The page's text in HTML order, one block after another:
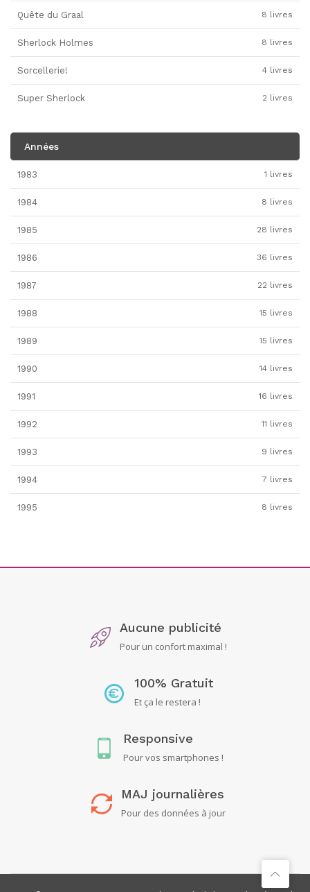
Quête du Graal 8 livres
Sherlock Holmes 8 livres
Sorcellerie! 4 livres
Super Sherlock 2 livres
Années
1983 1 livres
1984 8 livres
1985 28 livres
1986 36 livres
1987 22 livres
1988 15 livres
1989 15 livres
1990 14 livres
1991 16 livres
1992 11 livres
1993 9 livres
1994 7 livres
1995 8 livres
Aucune publicité
Pour un confort maximal !
100% Gratuit
Et ça le restera !
Responsive
Pour vos smartphones !
MAJ journalières
Pour des données à jour